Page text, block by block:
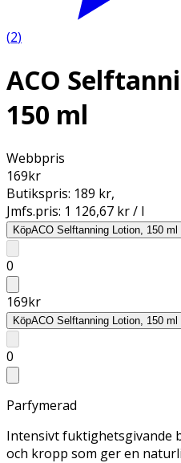
(2)
ACO
150 ml
Webbpris
169kr
Butikspris: 189 kr,
Jmfs.pris: 1 126,67 kr / l
KöpACO Selftanning Lotion, 150 ml
0
169kr
KöpACO Selftanning Lotion, 150 ml
0
Parfymerad
Intensivt fuktighetsgivande
och kropp som ger en